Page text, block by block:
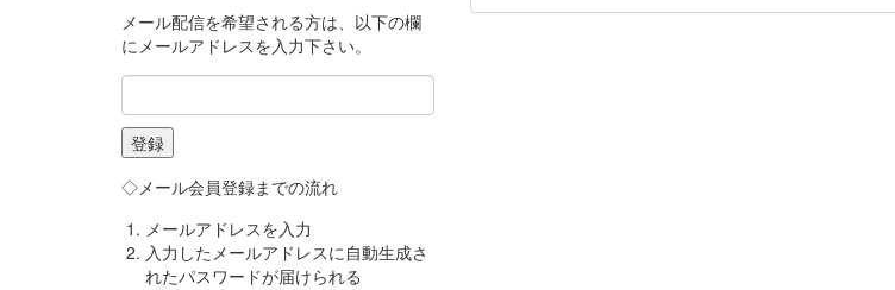
メール配信を希望される方は、以下の欄
にメールアドレスを入力下さい。
◇メール会員登録までの流れ
メールアドレスを入力
入力したメールアドレスに自動生成さ
れたパスワードが届けられる